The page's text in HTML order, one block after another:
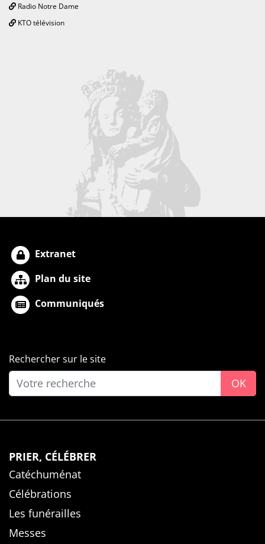
Radio Notre Dame
KTO télévision
Extranet
Plan du site
Communiqués
Rechercher sur le site
OK
PRIER, CÉLÉBRER
Catéchuménat
Célébrations
Les funérailles
Messes